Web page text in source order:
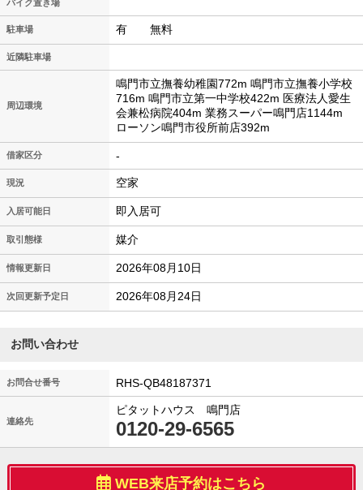
バイク置き場
駐車場 有 無料
近隣駐車場
周辺環境
鳴門市立撫養幼稚園772m 鳴門市立撫養小学校
716m 鳴門市立第一中学校422m 医療法人愛生
会兼松病院404m 業務スーパー鳴門店1144m
ローソン鳴門市役所前店392m
借家区分 -
現況 空家
入居可能日 即入居可
取引態様 媒介
情報更新日 2026年08月10日
次回更新予定日 2026年08月24日
お問い合わせ
お問合せ番号 RHS-QB48187371
連絡先
ピタットハウス 鳴門店
0120-29-6565
WEB来店予約はこちら